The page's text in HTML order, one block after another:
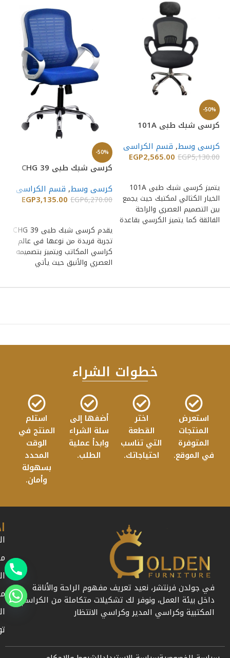
-50%
كرسى شبك طبى 101A
كرسى وسط, قسم الكراسى
EGP5,130.00
EGP2,565.00
يتميز كرسى شبك طبى 101A
الخيار الكثالي لمكتبك حيث يجمع
بين التصميم العصري والراحة
الفائقة كما يتميز الكرسي بقاعدة
-50%
كرسى شبك طبى CHG 39
كرسى وسط, قسم الكراسى
EGP6,270.00
EGP3,135.00
يقدم كرسى شبك طبى CHG 39
تجربة فريدة من نوعها في عالم
كراسي المكاتب ويتميز بتصميمه
العصري والأنيق حيث يأتي
خطوات الشراء
استعرض
المنتجات
المتوفرة
في الموقع.
اختر
القطعة
التي تناسب
احتياجاتك.
أضفها إلى
سلة الشراء
وابدأ عملية
الطلب.
استلم
المنتج في
الوقت
المحدد
بسهولة
وأمان.
في جولدن فرنتشر، نعيد تعريف مفهوم الراحة والأناقة
داخل بيئة العمل، ونوفر لك تشكيلات متكاملة من الكراسي
المكتبية وكراسي المدير وكراسي الانتظار